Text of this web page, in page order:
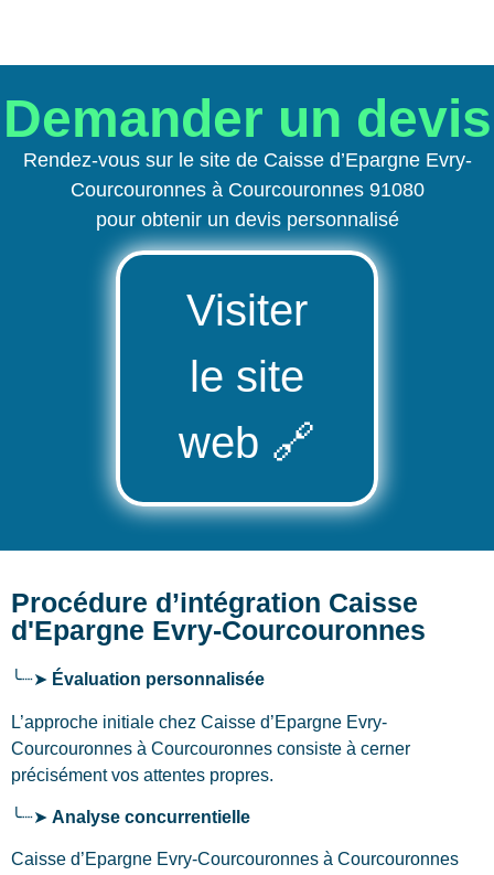
Demander un devis
Rendez-vous sur le site de Caisse d’Epargne Evry-
Courcouronnes à Courcouronnes 91080
pour obtenir un devis personnalisé
Visiter
le site
web 🔗
Procédure d’intégration Caisse
d'Epargne Evry-Courcouronnes
╰┈➤ Évaluation personnalisée
L’approche initiale chez Caisse d’Epargne Evry-
Courcouronnes à Courcouronnes consiste à cerner
précisément vos attentes propres.
╰┈➤ Analyse concurrentielle
Caisse d’Epargne Evry-Courcouronnes à Courcouronnes